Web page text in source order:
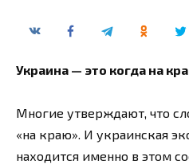
Украина — это когда на
Многие утверждают, что
«на краю». И украинская
находится именно в этом